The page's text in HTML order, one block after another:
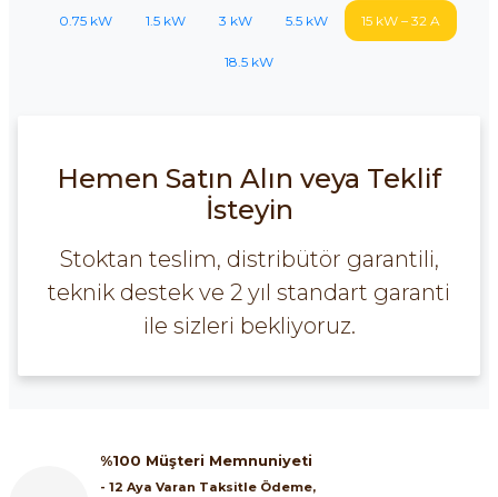
0.75 kW 1.5 kW 3 kW 5.5 kW 15 kW – 32 A
18.5 kW
Hemen Satın Alın veya Teklif
İsteyin
Stoktan teslim, distribütör garantili,
teknik destek ve 2 yıl standart garanti
ile sizleri bekliyoruz.
%100 Müşteri Memnuniyeti
- 12 Aya Varan Taksitle Ödeme,